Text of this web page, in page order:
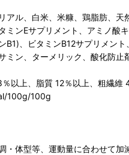
アル、白米、米糠、鶏脂肪、
ミンEサプリメント、アミノ酸
B1)、ビタミンB12サプリメン
ミン、ターメリック、酸化防止
以上、脂質 12％以上、粗繊
100g/100g
・体型等、運動量に合わせて加